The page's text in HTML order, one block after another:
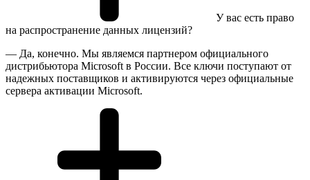
У вас есть право
на распространение данных лицензий?
— Да, конечно. Мы являемся партнером официального
дистрибьютора Microsoft в России. Все ключи поступают от
надежных поставщиков и активируются через официальные
сервера активации Microsoft.